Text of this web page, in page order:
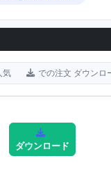
気 での注文 ダウンロ
ダウンロード